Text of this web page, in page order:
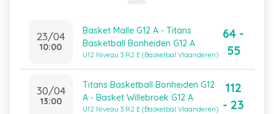
23/04
10:00
Basket Malle G12 A - Titans
Basketball Bonheiden G12 A
U12 Niveau 3 R2 E (Basketbal Vlaanderen)
64 -
55
30/04
13:00
Titans Basketball Bonheiden G12
A - Basket Willebroek G12 A
U12 Niveau 3 R2 E (Basketbal Vlaanderen)
112
- 23